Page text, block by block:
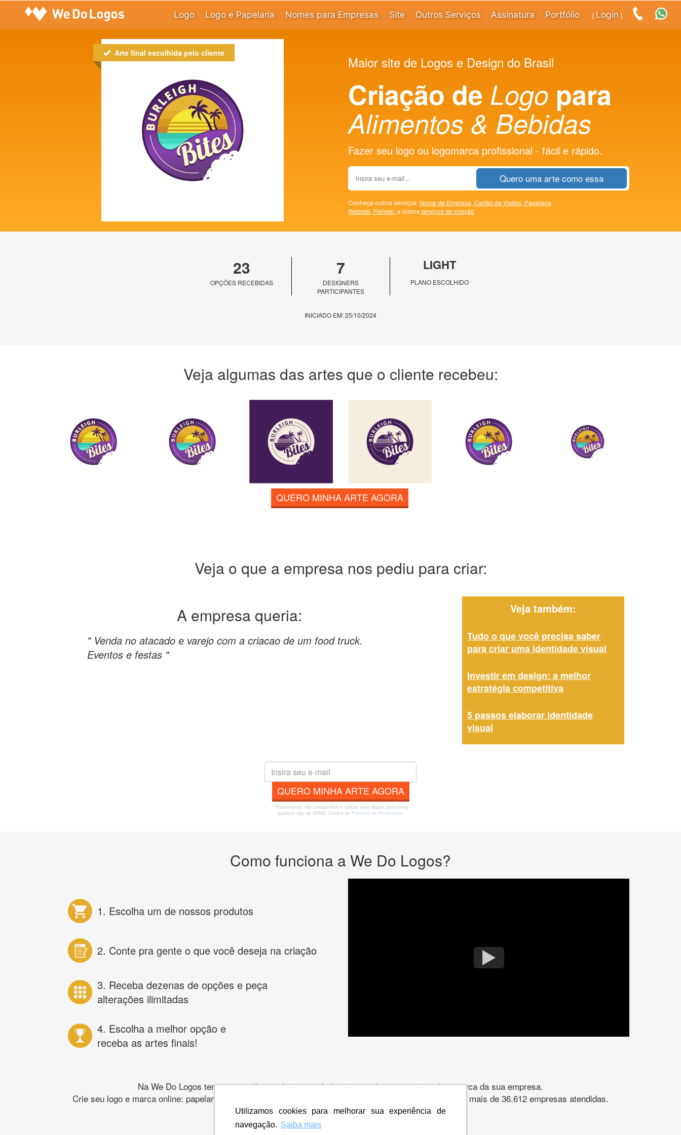
Utilizamos cookies para melhorar sua experiência de
navegação. Saiba mais
Logo Logo e Papelaria Nomes para Empresas Site Outros Serviços Assinatura Portfólio Login
Arte final escolhida pelo cliente
Maior site de Logos e Design do Brasil
Criação de Logo para
Alimentos & Bebidas
Fazer seu logo ou logomarca profissional - fácil e rápido.
Quero uma arte como essa
Conheça outros serviços: Nome de Empresa, Cartão de Visitas, Papelaria,
Website, Folheto, e outrosserviços de criação
23
OPÇÕES RECEBIDAS
7
DESIGNERS
PARTICIPANTES
LIGHT
PLANO ESCOLHIDO
INICIADO EM: 25/10/2024
Veja algumas das artes que o cliente recebeu:
QUERO MINHA ARTE AGORA
Veja o que a empresa nos pediu para criar:
A empresa queria:
" Venda no atacado e varejo com a criacao de um food truck.
Eventos e festas "
Veja também:
Tudo o que você precisa saber
para criar uma identidade visual
Investir em design: a melhor
estratégia competitiva
5 passos elaborar identidade
visual
QUERO MINHA ARTE AGORA
* Prometemos não compartilhar e utilizar seus dados para enviar
qualquer tipo de SPAM. Confira as Políticas de Privacidade.
Como funciona a We Do Logos?
1. Escolha um de nossos produtos
2. Conte pra gente o que você deseja na criação
3. Receba dezenas de opções e peça
alterações ilimitadas
4. Escolha a melhor opção e
receba as artes finais!
Na We Do Logos temos os melhores designers de logotipos online para criar a logomarca da sua empresa.
Crie seu logo e marca online: papelaria, banner, cartão de visita, folder, flyer, website e muito mais. São mais de 36.612 empresas atendidas.